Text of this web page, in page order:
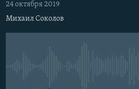
Вернутся
поиску
КАВКАЗ.РЕАЛИИ
СЕВЕР.РЕАЛИИ
24 октября 2019
Михаил Соколов